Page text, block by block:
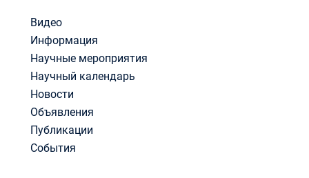
Видео
Информация
Научные мероприятия
Научный календарь
Новости
Объявления
Публикации
События